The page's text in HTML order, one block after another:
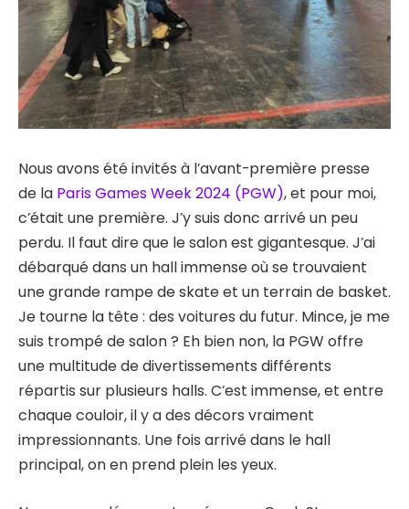
Nous avons été invités à l’avant-première presse
de la Paris Games Week 2024 (PGW), et pour moi,
c’était une première. J’y suis donc arrivé un peu
perdu. Il faut dire que le salon est gigantesque. J’ai
débarqué dans un hall immense où se trouvaient
une grande rampe de skate et un terrain de basket.
Je tourne la tête : des voitures du futur. Mince, je me
suis trompé de salon ? Eh bien non, la PGW offre
une multitude de divertissements différents
répartis sur plusieurs halls. C’est immense, et entre
chaque couloir, il y a des décors vraiment
impressionnants. Une fois arrivé dans le hall
principal, on en prend plein les yeux.